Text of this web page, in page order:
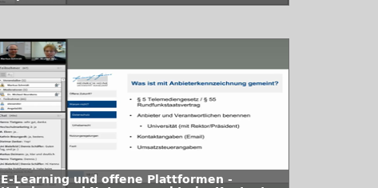
E-Learning und offene Plattformen -